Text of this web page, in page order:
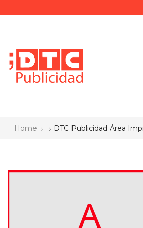
Home DTC Publicidad Área